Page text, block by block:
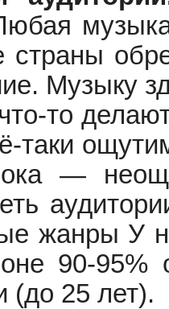
Музыку
то
таки
—
жанры У
90-95%
(до 25 лет).